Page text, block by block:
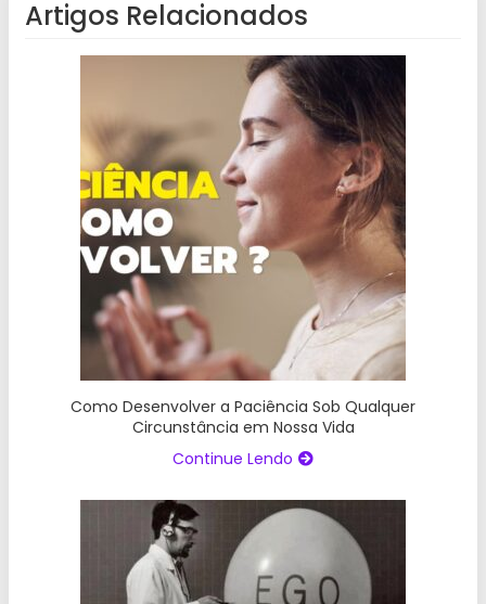
Artigos Relacionados
Como Desenvolver a Paciência Sob Qualquer
Circunstância em Nossa Vida
Continue Lendo